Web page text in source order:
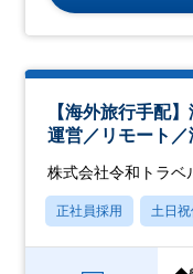
【海外旅行手配
運営／リモート
株式会社令和トラベ
正社員採用 土日